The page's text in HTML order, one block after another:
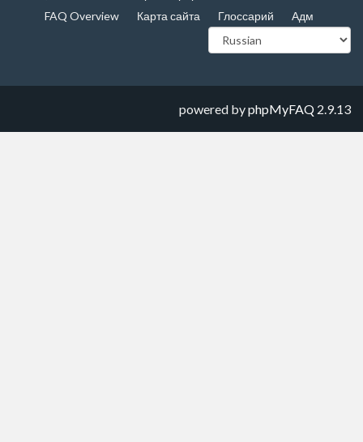
FAQ Overview
Карта сайта Глоссарий Адм
powered byphpMyFAQ 2.9.13